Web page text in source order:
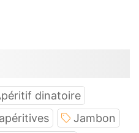
dinatoire
Jambon